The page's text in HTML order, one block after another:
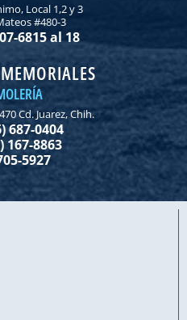
Local 1,2 y 3
#480-3
6815 al 18
Cd. Juarez, Chih.
687-0404
167-8863
5927